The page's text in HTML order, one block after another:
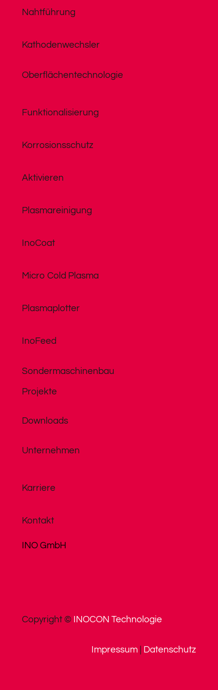
Nahtführung
Kathodenwechsler
Oberflächentechnologie
Funktionalisierung
Korrosionsschutz
Aktivieren
Plasmareinigung
InoCoat
Micro Cold Plasma
Plasmaplotter
InoFeed
Sondermaschinenbau
Projekte
Downloads
Unternehmen
Karriere
Kontakt
INO GmbH
Copyright © INOCON Technologie
Impressum Datenschutz